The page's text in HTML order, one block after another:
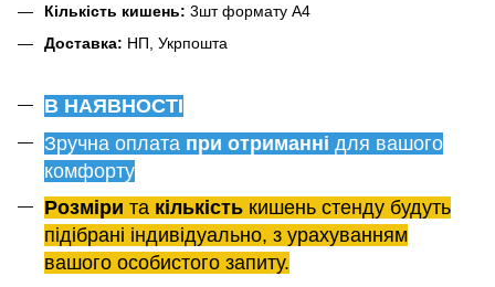
Кількість кишень: 3шт формату А4
Доставка: НП, Укрпошта
В НАЯВНОСТІ
Зручна оплата при отриманні для вашого
комфорту
Розміри та кількість кишень стенду будуть
підібрані індивідуально, з урахуванням
вашого особистого запиту.